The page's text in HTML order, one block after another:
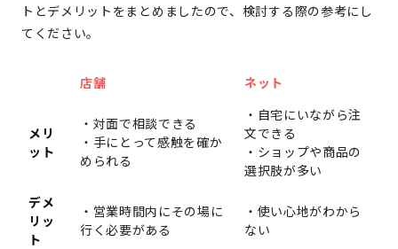
トとデメリットをまとめましたので、検討する際の参考にし
てください。
店舗 ネット
メリ
ット
・対面で相談できる
・手にとって感触を確か
められる
・自宅にいながら注
文できる
・ショップや商品の
選択肢が多い
デメ
リッ
ト
・営業時間内にその場に
行く必要がある
・使い心地がわから
ない